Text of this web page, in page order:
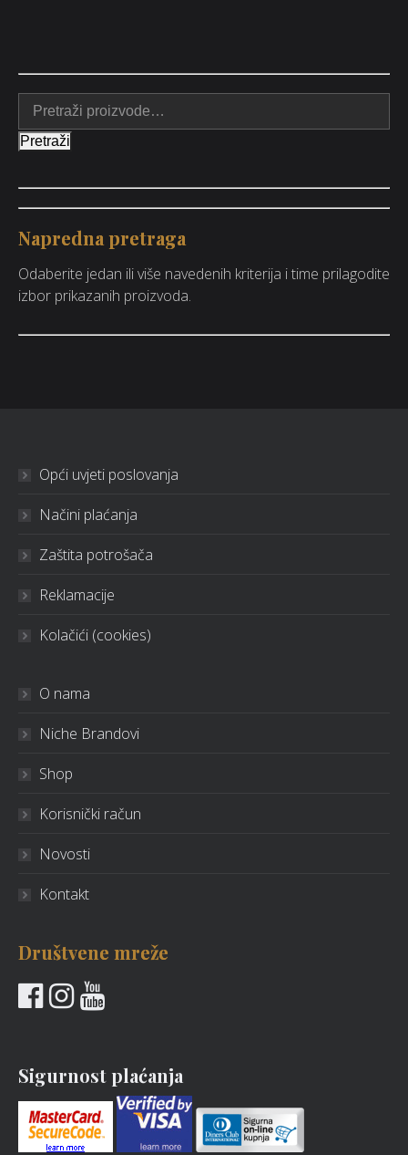
Pretraži
Napredna pretraga
Odaberite jedan ili više navedenih kriterija i time prilagodite
izbor prikazanih proizvoda.
Opći uvjeti poslovanja
Načini plaćanja
Zaštita potrošača
Reklamacije
Kolačići (cookies)
O nama
Niche Brandovi
Shop
Korisnički račun
Novosti
Kontakt
Društvene mreže
Sigurnost plaćanja